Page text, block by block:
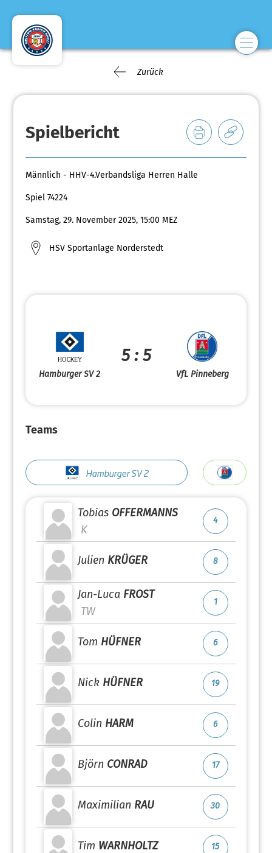
Zurück
Spielbericht
Männlich - HHV-4.Verbandsliga Herren Halle
Spiel 74224
Samstag, 29. November 2025, 15:00 MEZ
HSV Sportanlage Norderstedt
Hamburger SV 2
5 : 5
VfL Pinneberg
Teams
Hamburger SV 2
Tobias OFFERMANNS
K
4
Julien KRÜGER 8
Jan-Luca FROST
TW
1
Tom HÜFNER 6
Nick HÜFNER 19
Colin HARM 6
Björn CONRAD 17
Maximilian RAU 30
Tim WARNHOLTZ 15